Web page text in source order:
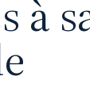
à